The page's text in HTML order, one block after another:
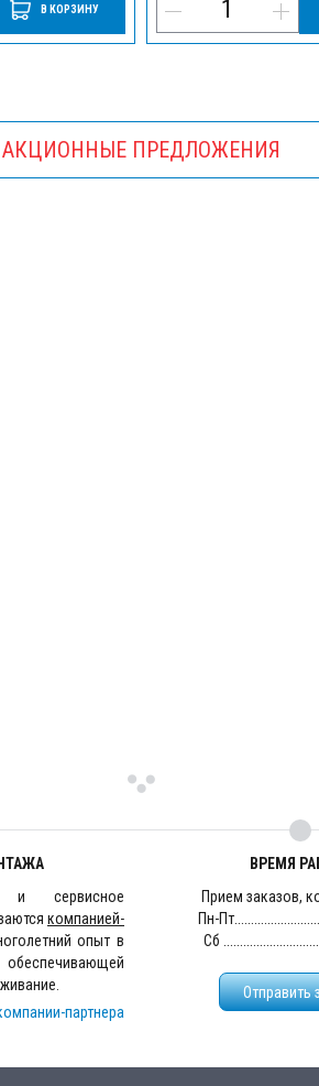
В КОРЗИНУ
АКЦИОННЫЕ ПРЕДЛОЖЕНИЯ
и сервисное
компанией-
опыт в
обеспечивающей
партнера
ВРЕМЯ
Прием заказов,
Пн-
Сб
Отправить